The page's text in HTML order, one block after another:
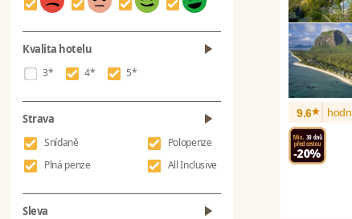
Kvalita hotelu
3* 4* 5*
Strava
Snídaně
Plná penze
Polopenze
All Inclusive
Sleva
9.6*